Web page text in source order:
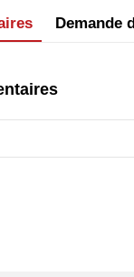
Demande